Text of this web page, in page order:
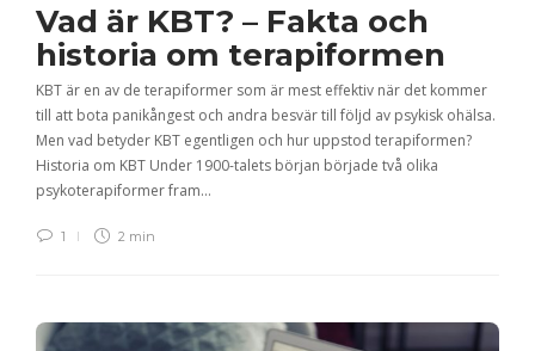
Vad är KBT? – Fakta och
historia om terapiformen
KBT är en av de terapiformer som är mest effektiv när det kommer
till att bota panikångest och andra besvär till följd av psykisk ohälsa.
Men vad betyder KBT egentligen och hur uppstod terapiformen?
Historia om KBT Under 1900-talets början började två olika
psykoterapiformer fram…
1 2 min